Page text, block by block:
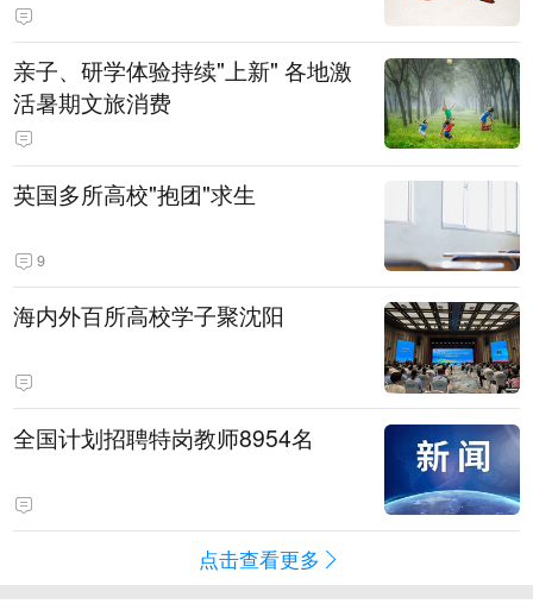
亲子、研学体验持续"上新" 各地激
活暑期文旅消费
英国多所高校"抱团"求生
9
海内外百所高校学子聚沈阳
全国计划招聘特岗教师8954名
点击查看更多